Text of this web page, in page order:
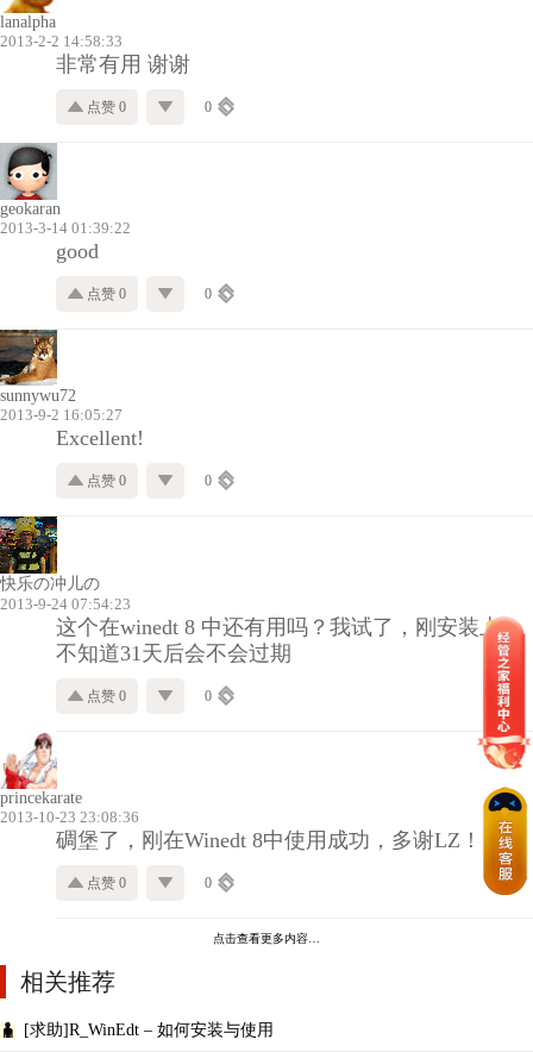
lanalpha
2013-2-2 14:58:33
非常有用 谢谢
点赞 0 0
geokaran
2013-3-14 01:39:22
good
点赞 0 0
sunnywu72
2013-9-2 16:05:27
Excellent!
点赞 0 0
快乐の冲儿の
2013-9-24 07:54:23
这个在winedt 8 中还有用吗？我试了，刚安装上，
不知道31天后会不会过期
点赞 0 0
princekarate
2013-10-23 23:08:36
碉堡了，刚在Winedt 8中使用成功，多谢LZ！
点赞 0 0
点击查看更多内容…
相关推荐
[求助]R_WinEdt – 如何安装与使用